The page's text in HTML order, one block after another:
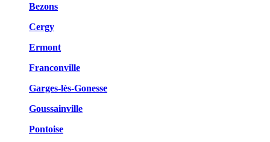
Bezons
Cergy
Ermont
Franconville
Garges-lès-Gonesse
Goussainville
Pontoise